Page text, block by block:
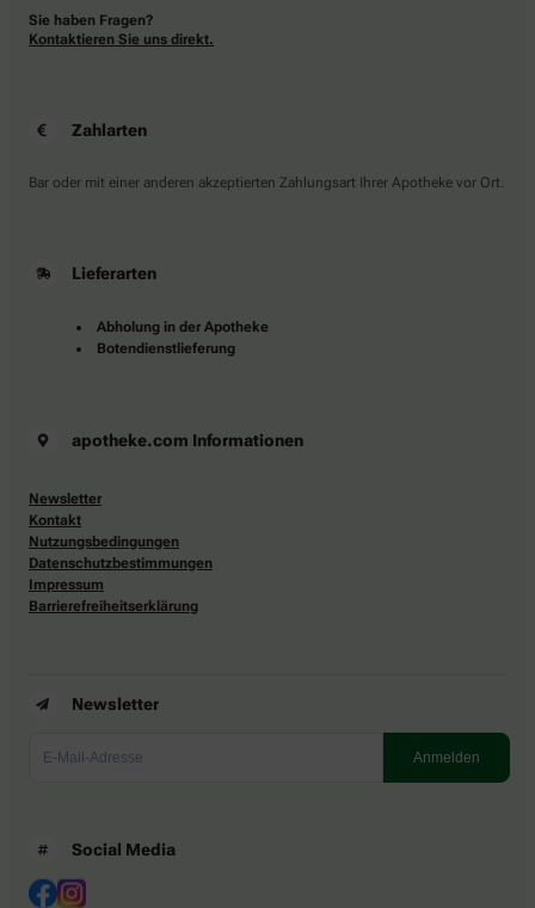
Sie haben Fragen?
Kontaktieren Sie uns direkt.
Zahlarten
Bar oder mit einer anderen akzeptierten Zahlungsart Ihrer Apotheke vor Ort.
Lieferarten
Abholung in der Apotheke
Botendienstlieferung
apotheke.com Informationen
Newsletter
Kontakt
Nutzungsbedingungen
Datenschutzbestimmungen
Impressum
Barrierefreiheitserklärung
Newsletter
Social Media